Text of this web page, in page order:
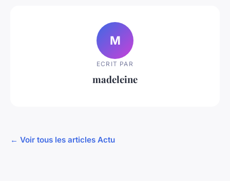
M
ECRIT PAR
madeleine
← Voir tous les articles Actu